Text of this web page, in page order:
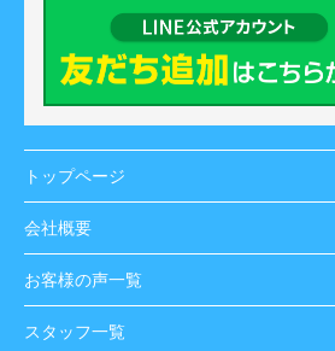
トップページ
会社概要
お客様の声一覧
スタッフ一覧